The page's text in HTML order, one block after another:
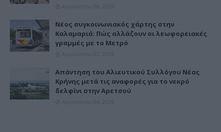
Νέος συγκοινωνιακός χάρτης στην
Καλαμαριά: Πώς αλλάζουν οι λεωφορειακές
γραμμές με το Μετρό
Απάντηση του Αλιευτικού Συλλόγου Νέας
Κρήνης μετά τις αναφορές για το νεκρό
δελφίνι στην Αρετσού